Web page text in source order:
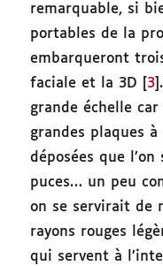
remarquable, si
portables de la
embarqueront
faciale et la 3D [ 3
grande échelle
grandes plaques
déposées que
puces… un peu
on se servirait de
rayons rouges
qui servent à